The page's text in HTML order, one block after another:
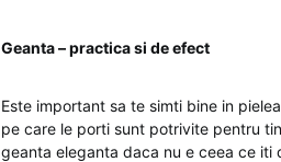
Geanta – practica si de efect
Este important sa te simti bine in
pe care le porti sunt potrivite pentru
geanta eleganta daca nu e ceea ce iti